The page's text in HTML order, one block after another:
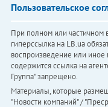
Пользовательское
При полном или частичном
гиперссылка на LB.ua
воспроизведение или иное
содержится ссылка на
Группа" запрещено.
Материалы, которые
"Новости компаний" /